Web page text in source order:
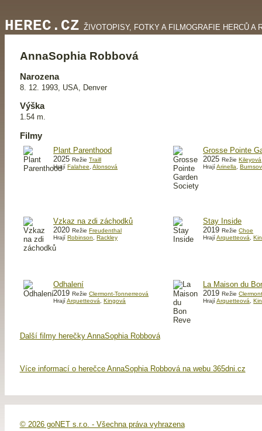
HEREC.CZ ŽIVOTOPISY, FOTKY A FILMOGRAFIE HERCŮ A
AnnaSophia Robbová
Narozena
8. 12. 1993, USA, Denver
Výška
1.54 m.
Filmy
Plant Parenthood
2025RežieTraill
HrajíFalahee ,Alonsová
Grosse Pointe
2025RežieKileyová
HrajíArinella ,
Vzkaz na zdi záchodků
2020RežieFreudenthal
HrajíRobinson ,Rackley
Stay Inside
2019RežieChoe
HrajíArquetteová ,
Odhalení
2019RežieClermont-Tonnerreová
HrajíArquetteová ,Kingová
La Maison du
2019Režie
HrajíArquetteová ,
Další filmy herečky AnnaSophia Robbová
Více informací o herečce AnnaSophia Robbová na webu 365dni.cz
© 2026 goNET s.r.o. - Všechna práva vyhrazena